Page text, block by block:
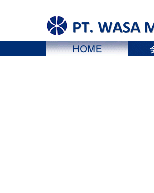
WASA
MITRA
ENGINEERING